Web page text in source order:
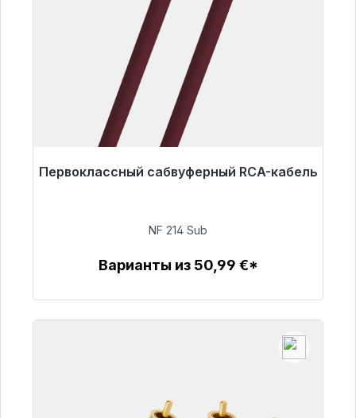
Первоклассный сабвуферный RCA-кабель
Готовы к немедленной отправке, срок
94,00 €
NF 214 Sub
Варианты из 50,99 €*